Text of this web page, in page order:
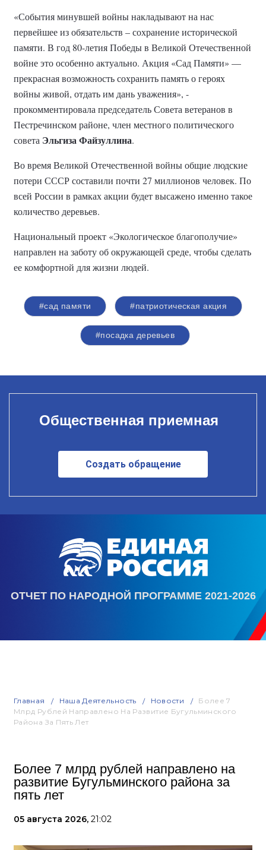
«События минувшей войны накладывают на нас
первейшее из обязательств – сохранение исторической
памяти. В год 80-летия Победы в Великой Отечественной
войне это особенно актуально. Акция «Сад Памяти» —
прекрасная возможность сохранить память о героях
войны живой, отдать им дань уважения», -
прокомментировала председатель Совета ветеранов в
Пестречинском районе, член местного политического
совета Эльгиза Файзуллина.
Во время Великой Отечественной войны общие людские
потери СССР составили почти 27 миллионов человек. По
всей России в рамках акции будет высажено именно такое
количество деревьев.
Национальный проект «Экологическое благополучие»
направлен на заботу об окружающей среде, чтобы сделать
ее комфортной для жизни людей.
#сад памяти #патриотическая акция
#посадка деревьев
Общественная приемная
Создать обращение
ОТЧЕТ ПО НАРОДНОЙ ПРОГРАММЕ 2021-2026
Главная Наша Деятельность Новости
Более 7
Млрд Рублей Направлено На Развитие Бугульминского
Района За Пять Лет
Более 7 млрд рублей направлено на
развитие Бугульминского района за
пять лет
05 августа 2026, 21:02